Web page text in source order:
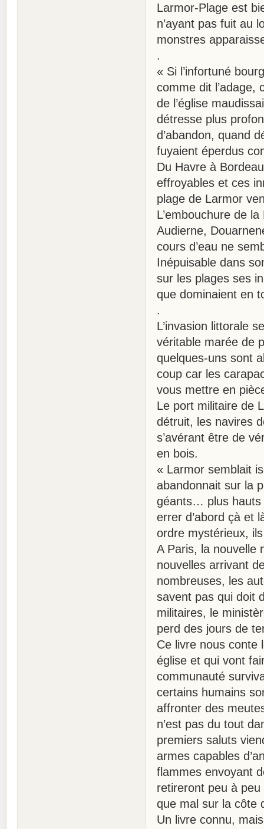
Larmor-Plage est
n’ayant pas fuit au
monstres
.
« Si l’infortuné
comme dit l’adage,
de l’église
détresse plus
d’abandon, quand
fuyaient éperdus
Du Havre à
effroyables et ces
plage de Larmor
L’embouchure de
Audierne,
cours d’eau ne
Inépuisable dans
sur les plages ses
que dominaient en
.
L’invasion littorale
véritable marée de
quelques-uns sont
coup car les
vous mettre en
Le port militaire de
détruit, les navires
s’avérant être de
en bois.
« Larmor semblait
abandonnait sur la
géants… plus hauts
errer d’abord çà et
ordre mystérieux,
A Paris, la nouvelle
nouvelles arrivant
nombreuses, les
savent pas qui doit
militaires, le
perd des jours de
Ce livre nous conte
église et qui vont
communauté
certains humains
affronter des
n’est pas du tout
premiers saluts
armes capables
flammes envoyant
retireront peu à peu
que mal sur la côte
Un livre connu,